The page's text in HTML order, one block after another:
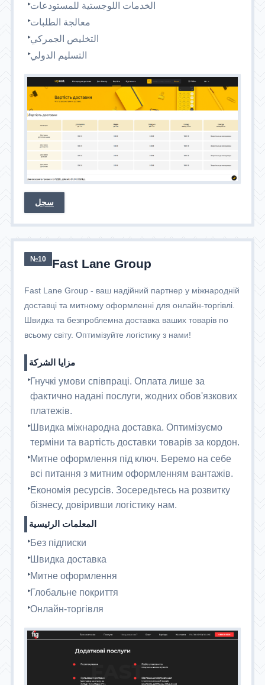
الخدمات اللوجستية للمستودعات
معالجة الطلبات
التخليص الجمركي
التسليم الدولي
سجل
№10 Fast Lane Group
Fast Lane Group - ваш надійний партнер у міжнародній
доставці та митному оформленні для онлайн-торгівлі.
Швидка та безпроблемна доставка ваших товарів по
всьому світу. Оптимізуйте логістику з нами!
مزايا الشركة
Гнучкі умови співпраці. Оплата лише за
фактично надані послуги, жодних обов'язкових
платежів.
Швидка міжнародна доставка. Оптимізуємо
терміни та вартість доставки товарів за кордон.
Митне оформлення під ключ. Беремо на себе
всі питання з митним оформленням вантажів.
Економія ресурсів. Зосередьтесь на розвитку
бізнесу, довіривши логістику нам.
المعلمات الرئيسية
Без підписки
Швидка доставка
Митне оформлення
Глобальне покриття
Онлайн-торгівля